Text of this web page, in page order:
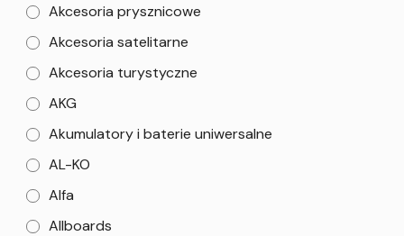
Akcesoria prysznicowe
Akcesoria satelitarne
Akcesoria turystyczne
AKG
Akumulatory i baterie uniwersalne
AL-KO
Alfa
Allboards